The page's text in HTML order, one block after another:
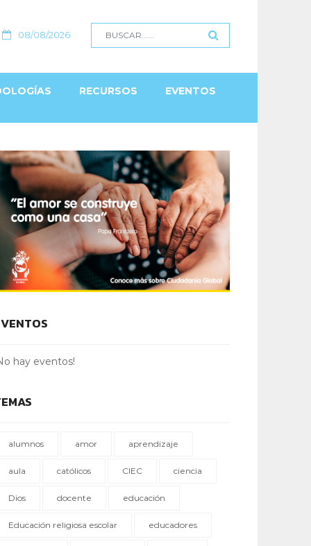
08/08/2026
RECURSOS EVENTOS
hay eventos!
alumnos amor aprendizaje
aula católicos CIEC ciencia
Dios docente educación
Educación religiosa escolar educadores